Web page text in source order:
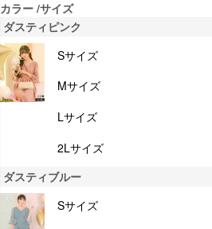
カラー サイズ
ダスティピンク
Sサイズ
Mサイズ
Lサイズ
2Lサイズ
ダスティブルー
Sサイズ